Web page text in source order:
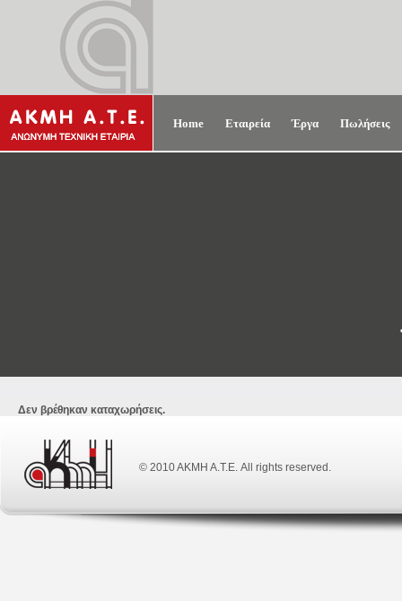
Home Εταιρεία Έργα Πωλήσεις
Δεν βρέθηκαν καταχωρήσεις.
© 2010 ΑΚΜΗ Α.Τ.Ε. All rights reserved.